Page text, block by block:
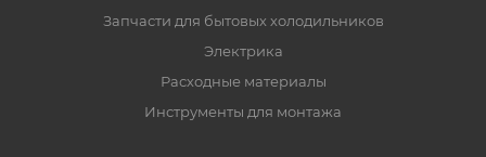
Запчасти для бытовых холодильников
Электрика
Расходные материалы
Инструменты для монтажа